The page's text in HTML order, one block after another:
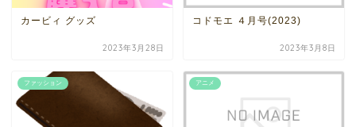
カービィ グッズ
2023年3月28日
コドモエ ４月号(2023)
2023年3月8日
ファッション アニメ